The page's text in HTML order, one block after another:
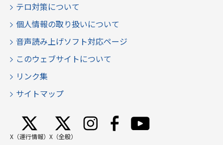
テロ対策について
個人情報の取り扱いについて
音声読み上げソフト対応ページ
このウェブサイトについて
リンク集
サイトマップ
X（運行情報） X（全般）